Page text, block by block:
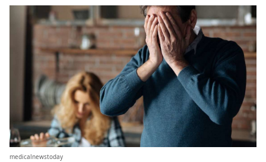
medicalnewstoday